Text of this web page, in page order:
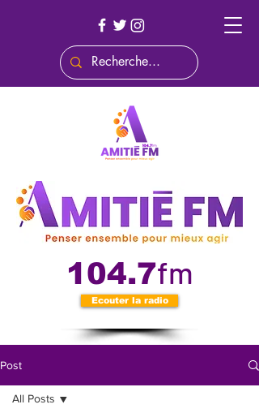
104.7fm
Ecouter la radio
Post
All Posts